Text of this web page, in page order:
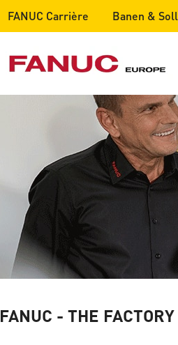
FANUC Carrière Banen &
FANUC - THE